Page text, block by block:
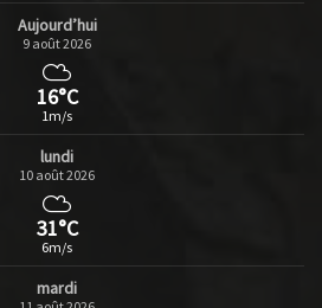
Aujourd’hui
9 août 2026
16°C
1m/s
lundi
10 août 2026
31°C
6m/s
mardi